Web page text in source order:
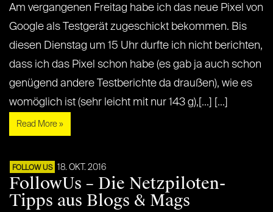
Am vergangenen Freitag habe ich das neue Pixel von
Google als Testgerät zugeschickt bekommen. Bis
diesen Dienstag um 15 Uhr durfte ich nicht berichten,
dass ich das Pixel schon habe (es gab ja auch schon
genügend andere Testberichte da draußen), wie es
womöglich ist (sehr leicht mit nur 143 g),[...] [...]
Read More »
FOLLOW US 18. OKT. 2016
FollowUs – Die Netzpiloten-
Tipps aus Blogs & Mags